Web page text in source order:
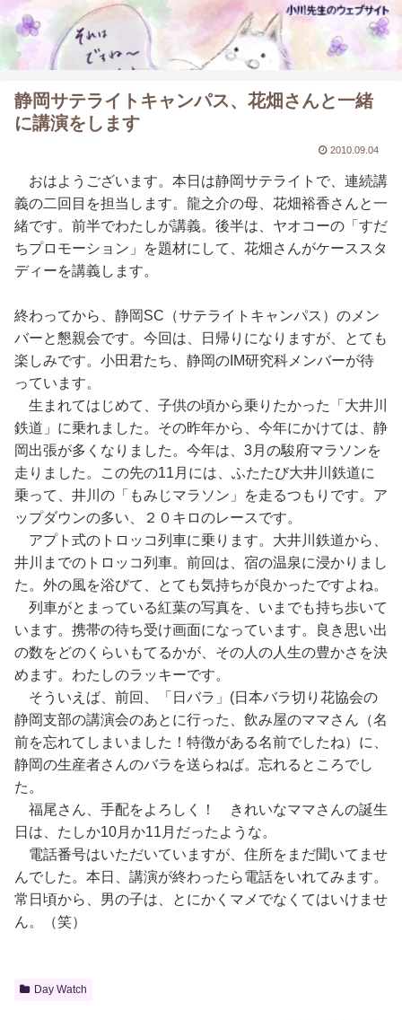
静岡サテライトキャンパス、花畑さんと一緒
に講演をします
2010.09.04
おはようございます。本日は静岡サテライトで、連続講
義の二回目を担当します。龍之介の母、花畑裕香さんと一
緒です。前半でわたしが講義。後半は、ヤオコーの「すだ
ちプロモーション」を題材にして、花畑さんがケーススタ
ディーを講義します。
終わってから、静岡SC（サテライトキャンパス）のメン
バーと懇親会です。今回は、日帰りになりますが、とても
楽しみです。小田君たち、静岡のIM研究科メンバーが待
っています。
生まれてはじめて、子供の頃から乗りたかった「大井川
鉄道」に乗れました。その昨年から、今年にかけては、静
岡出張が多くなりました。今年は、3月の駿府マラソンを
走りました。この先の11月には、ふたたび大井川鉄道に
乗って、井川の「もみじマラソン」を走るつもりです。ア
ップダウンの多い、２０キロのレースです。
アプト式のトロッコ列車に乗ります。大井川鉄道から、
井川までのトロッコ列車。前回は、宿の温泉に浸かりまし
た。外の風を浴びて、とても気持ちが良かったですよね。
列車がとまっている紅葉の写真を、いまでも持ち歩いて
います。携帯の待ち受け画面になっています。良き思い出
の数をどのくらいもてるかが、その人の人生の豊かさを決
めます。わたしのラッキーです。
そういえば、前回、「日バラ」(日本バラ切り花協会の
静岡支部の講演会のあとに行った、飲み屋のママさん（名
前を忘れてしまいました！特徴がある名前でしたね）に、
静岡の生産者さんのバラを送らねば。忘れるところでし
た。
福尾さん、手配をよろしく！ きれいなママさんの誕生
日は、たしか10月か11月だったような。
電話番号はいただいていますが、住所をまだ聞いてませ
んでした。本日、講演が終わったら電話をいれてみます。
常日頃から、男の子は、とにかくマメでなくてはいけませ
ん。（笑）
Day Watch